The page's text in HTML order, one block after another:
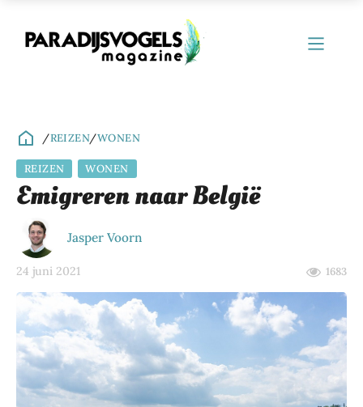
/REIZEN/WONEN
REIZEN WONEN
Emigreren naar België
Jasper Voorn
24 juni 2021 1683